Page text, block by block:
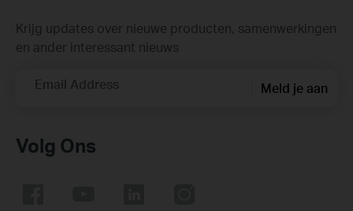
Krijg updates over nieuwe producten, samenwerkingen
en ander interessant nieuws
Email Address Meld je aan
Volg Ons